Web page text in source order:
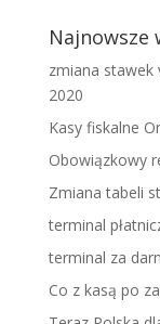
Najnowsze
zmiana stawek
2020
Kasy fiskalne
Obowiązkowy
Zmiana tabeli
terminal
terminal za
Co z kasą po